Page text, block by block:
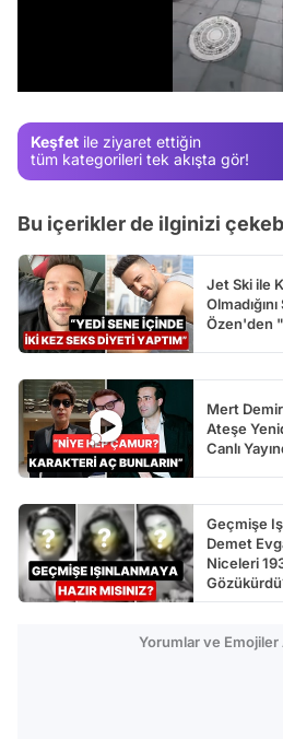
Keşfet ile ziyaret ettiğin
tüm kategorileri tek akışta gör!
Bu içerikler de ilginizi
Jet Ski ile
Özen'den
Mert
Ateşe
Canlı
Geçmişe
Demet
Niceleri
Yorumlar ve Emojiler